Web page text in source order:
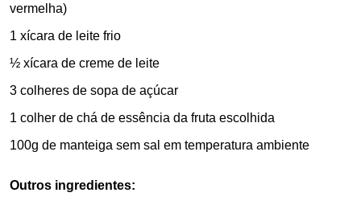
vermelha)
1 xícara de leite frio
½ xícara de creme de leite
3 colheres de sopa de açúcar
1 colher de chá de essência da fruta escolhida
100g de manteiga sem sal em temperatura ambiente
Outros ingredientes: